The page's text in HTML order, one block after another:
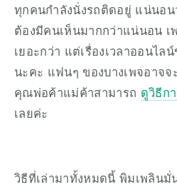
ทุกคนกำลังนั่งรถติดอยู่ แน่นอน
ต้องมีคนเห็นมากกว่าแน่นอน
เยอะกว่า แต่เรื่องเวลาออนไล
นะคะ แฟนๆ ของบางเพจอาจ
คุณพ่อค้าแม่ค้าสามารถ ดูวิธีก
เลยค่ะ
วิธีที่เล่ามาทั้งหมดนี้ พิมเพลิน